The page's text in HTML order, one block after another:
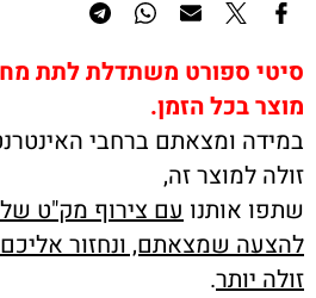
סיטי ספורט משתדלת לתת
מוצר בכל הזמן.
במידה ומצאתם ברחבי
זולה למוצר זה,
שתפו אותנו עם צירוף מק"ט של
להצעה שמצאתם, ונחזור
זולה יותר.